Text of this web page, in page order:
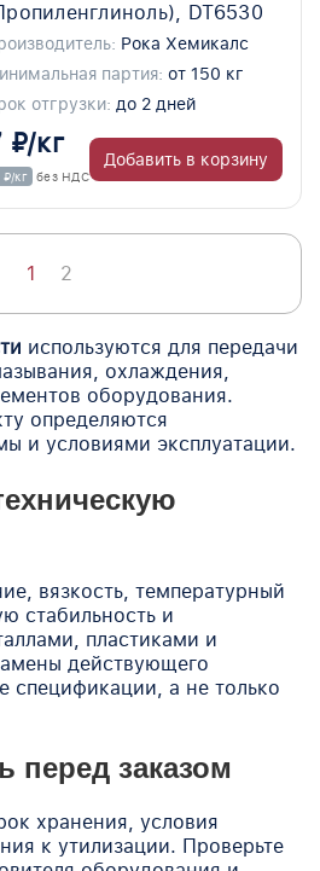
DT6530
Рока Хемикалс
партия: от 150 кг
отгрузки: до 2 дней
₽/кг
кг без НДС
Добавить в корзину
1 2
используются для передачи
охлаждения,
оборудования.
определяются
и условиями эксплуатации.
вязкость, температурный
стабильность и
пластиками и
действующего
спецификации, а не только
перед заказом
хранения, условия
к утилизации. Проверьте